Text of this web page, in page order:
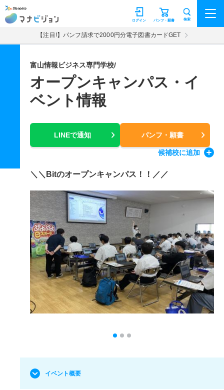
マナビジョン パンフ・願書
ログイン 検索
【注目!】パンフ請求で2000円分電子図書カードGET
富山情報ビジネス専門学校/
オープンキャンパス・イ
ベント情報
LINEで通知 パンフ・願書
候補校に追加
＼＼Bitのオープンキャンパス！！／／
イベント概要